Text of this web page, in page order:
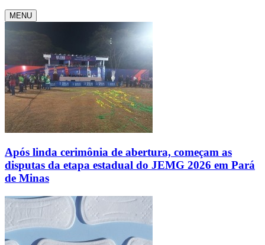
MENU
Após linda cerimônia de abertura, começam as
disputas da etapa estadual do JEMG 2026 em Pará
de Minas